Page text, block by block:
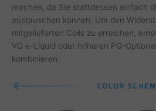
machen, da Sie stattdessen einfach
austauschen können. Um den
mitgelieferten Coils zu erreichen,
VG e-Liquid oder höheren PG-
kombinieren.